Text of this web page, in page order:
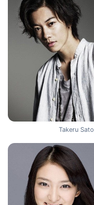
Takeru